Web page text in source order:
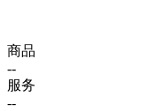
商品
--
服务
--